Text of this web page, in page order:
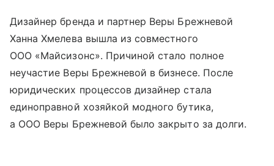
Дизайнер бренда и партнер Веры Брежневой
Ханна Хмелева вышла из совместного
ООО «Майсизонс». Причиной стало полное
неучастие Веры Брежневой в бизнесе. После
юридических процессов дизайнер стала
единоправной хозяйкой модного бутика,
а ООО Веры Брежневой было закрыто за долги.